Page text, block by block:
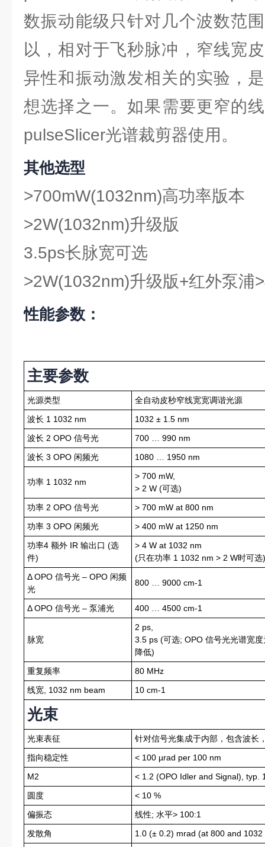
数振动能级只针对几个波数范
以，相对于飞秒脉冲，窄线宽
异性和振动激发相关的实验，
想选择之一。如果需要更窄的
pulseSlicer光谱裁剪器使用。
其他选型
>700mW(1032nm)高功率版本
>2W(1032nm)升级版
3.5ps长脉宽可选
>2W(1032nm)升级版+红外泵浦
性能参数：
主要参数
光源类型
全自动皮秒窄线宽宽调谐光源
波长 1 1032 nm
1032 ± 1.5 nm
波长 2 OPO 信号光
700 … 990 nm
波长 3 OPO 闲频光
1080 … 1950 nm
功率 1 1032 nm
> 700 mW,
> 2 W (可选)
功率 2 OPO 信号光
> 700 mW at 800 nm
功率 3 OPO 闲频光
> 400 mW at 1250 nm
功率4 额外 IR 输出口 (选
件)
> 4 W at 1032 nm
(只在功率 1 1032 nm > 2 W时可选)
Δ OPO 信号光 – OPO 闲频
光
800 … 9000 cm-1
Δ OPO 信号光 – 泵浦光 400 … 4500 cm-1
脉宽
2 ps,
3.5 ps (可选; OPO 信号光光谱宽
降低)
重复频率
80 MHz
线宽, 1032 nm beam
10 cm-1
光束
光束表征
针对信号光集成于内部，包含波长
指向稳定性
< 100 µrad per 100 nm
M2
< 1.2 (OPO Idler and Signal), typ.
圆度
< 10 %
偏振态
线性; 水平> 100:1
发散角
1.0 (± 0.2) mrad (at 800 and 1032